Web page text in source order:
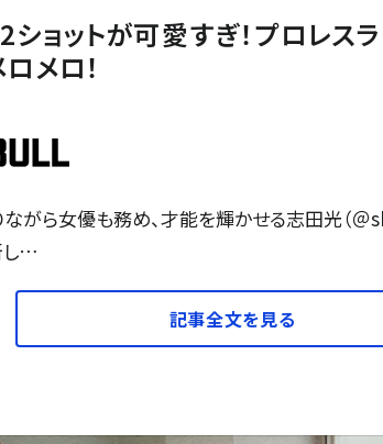
ショットが可愛すぎ！プロレス
メロ！
がら女優も務め、才能を輝かせる志田光（
し…
記事全文を見る